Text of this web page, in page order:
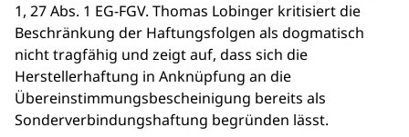
1, 27 Abs. 1 EG-FGV. Thomas Lobinger kritisiert die
Beschränkung der Haftungsfolgen als dogmatisch
nicht tragfähig und zeigt auf, dass sich die
Herstellerhaftung in Anknüpfung an die
Übereinstimmungsbescheinigung bereits als
Sonderverbindungshaftung begründen lässt.